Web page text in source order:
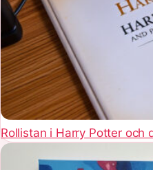
Rollistan i Harry Potter och